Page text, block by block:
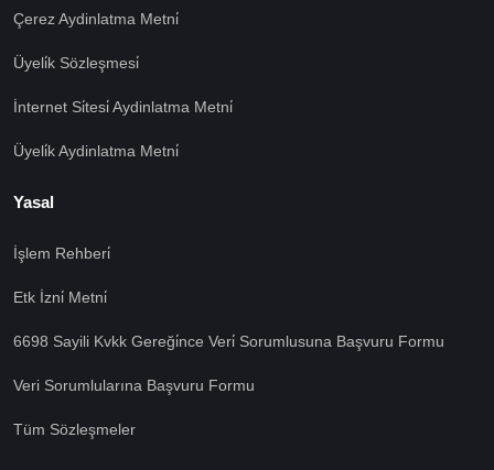
Çerez Aydinlatma Metni̇
Üyeli̇k Sözleşmesi̇
İnternet Si̇tesi̇ Aydinlatma Metni̇
Üyeli̇k Aydinlatma Metni̇
Yasal
İşlem Rehberi̇
Etk İzni̇ Metni̇
6698 Sayili Kvkk Gereği̇nce Veri̇ Sorumlusuna Başvuru Formu
Veri Sorumlularına Başvuru Formu
Tüm Sözleşmeler
şekilde çerezler kullanmaktayız. Çerezleri nasıl
inceleyebilirsiniz Bu siteye giriş yaparak çerez